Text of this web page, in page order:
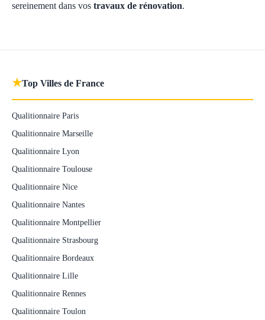
sereinement dans vos travaux de rénovation.
★Top Villes de France
Qualitionnaire Paris
Qualitionnaire Marseille
Qualitionnaire Lyon
Qualitionnaire Toulouse
Qualitionnaire Nice
Qualitionnaire Nantes
Qualitionnaire Montpellier
Qualitionnaire Strasbourg
Qualitionnaire Bordeaux
Qualitionnaire Lille
Qualitionnaire Rennes
Qualitionnaire Toulon